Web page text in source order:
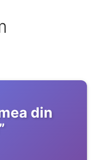
din
”